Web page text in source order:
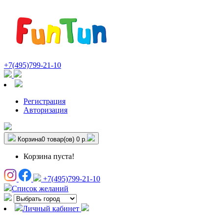
+7(495)799-21-10
Регистрация
Авторизация
Корзина0 товар(ов) 0 р.
Корзина пуста!
+7(495)799-21-10
Список желаний
Личный кабинет